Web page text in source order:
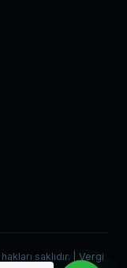
saklıdır. | Vergi